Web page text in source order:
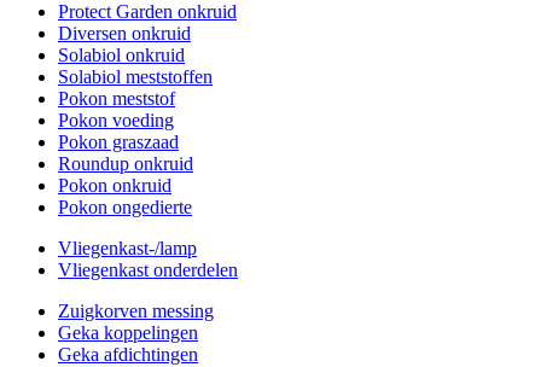
Protect Garden onkruid
Diversen onkruid
Solabiol onkruid
Solabiol meststoffen
Pokon meststof
Pokon voeding
Pokon graszaad
Roundup onkruid
Pokon onkruid
Pokon ongedierte
Vliegenkast-/lamp
Vliegenkast onderdelen
Zuigkorven messing
Geka koppelingen
Geka afdichtingen